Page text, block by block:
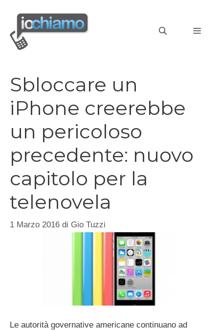
contenuto
Sbloccare un
iPhone creerebbe
un pericoloso
precedente: nuovo
capitolo per la
telenovela
1 Marzo 2016 di Gio Tuzzi
Le autorità governative americane continuano ad